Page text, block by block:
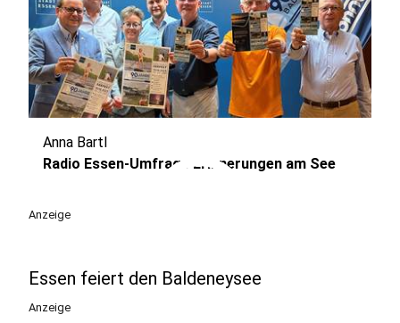
play_circle
Anna Bartl
Radio Essen-Umfrage Erinnerungen am See
Anzeige
Essen feiert den Baldeneysee
Anzeige